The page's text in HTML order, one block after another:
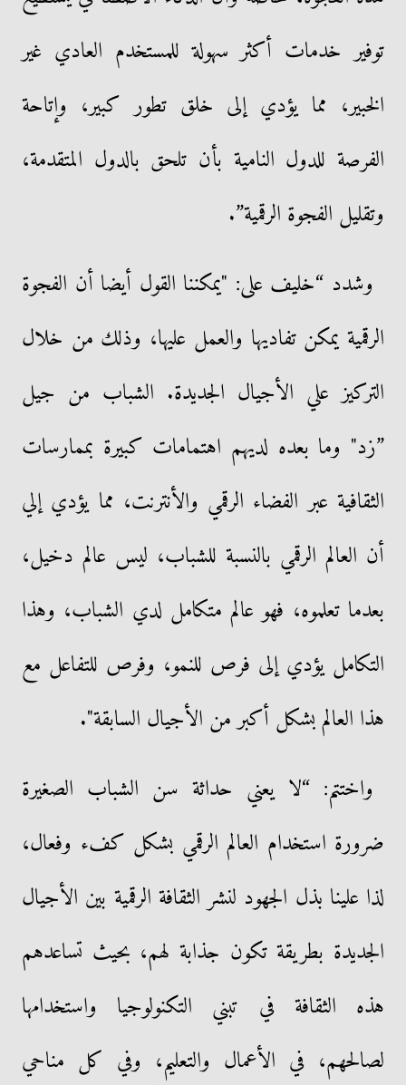
توفير خدمات أكثر سهولة للمستخدم العادي غير
الخبير، مما يؤدي إلى خلق تطور كبير، وإتاحة
الفرصة للدول النامية بأن تلحق بالدول المتقدمة،
وتقليل الفجوة الرقمية”.
وشدد “خليف على: "يمكننا القول أيضا أن الفجوة
الرقمية يمكن تفاديها والعمل عليها، وذلك من خلال
التركيز علي الأجيال الجديدة. الشباب من جيل
”زد" وما بعده لديهم اهتمامات كبيرة بممارسات
الثقافية عبر الفضاء الرقمي والأنترنت، مما يؤدي إلي
أن العالم الرقمي بالنسبة للشباب، ليس عالم دخيل،
بعدما تعلموه، فهو عالم متكامل لدي الشباب، وهذا
التكامل يؤدي إلى فرص للنمو، وفرص للتفاعل مع
هذا العالم بشكل أكبر من الأجيال السابقة".
واختتم: “لا يعني حداثة سن الشباب الصغيرة
ضرورة استخدام العالم الرقمي بشكل كفء وفعال،
لذا علينا بذل الجهود لنشر الثقافة الرقمية بين الأجيال
الجديدة بطريقة تكون جذابة لهم، بحيث تساعدهم
هذه الثقافة في تبني التكنولوجيا واستخدامها
لصالحهم، في الأعمال والتعليم، وفي كل مناحي